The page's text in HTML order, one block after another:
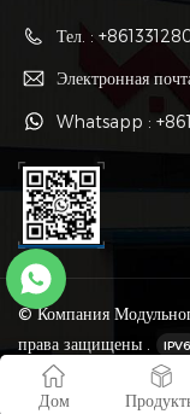
Тел. :
Электронная
Whatsapp :
© Компания
права защищены .
Карта сайта
XML
Дом